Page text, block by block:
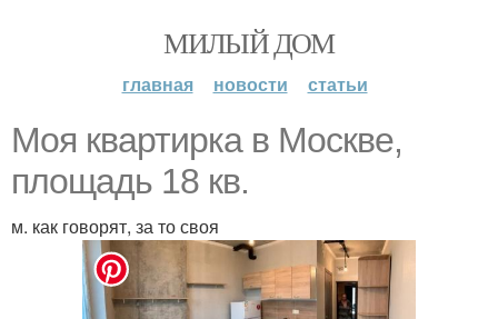
МИЛЫЙ ДОМ
главная новости статьи
Моя квартирка в Москве,
площадь 18 кв.
м. как говорят, за то своя